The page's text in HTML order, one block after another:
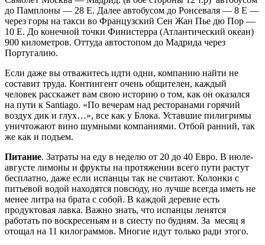
до Памплоны — 28 Е. Далее автобусом до Ронсеваля — 8 Е —
через горы на такси во Французский Сен Жан Пье дю Пор —
10 Е. До конечной точки Финистерра (Атлантический океан)
900 километров. Оттуда автостопом до Мадрида через
Португалию.
Если даже вы отважитесь идти одни, компанию найти не
составит труда. Контингент очень общителен, каждый
человек расскажет вам свою историю о том, как он оказался
на пути к Santiago. «По вечерам над ресторанами горячий
воздух дик и глух…», все как у Блока. Уставшие пилигримы
уничтожают вино шумными компаниями. Отбой ранний, так
же как и подъем.
Питание. Затраты на еду в неделю от 20 до 40 Евро. В июле-
августе лимоны и фрукты на протяжении всего пути растут
бесплатно, даже если испанцы так не считают. Колонки с
питьевой водой находятся повсюду, но лучше всегда иметь не
менее литра на брата с собой. В каждой деревне есть
продуктовая лавка. Важно знать, что испанцы ленятся
работать по воскресеньям и в сиесту по будням. За месяц я
отощал на 11 килограммов. Многие идут только ради этого.